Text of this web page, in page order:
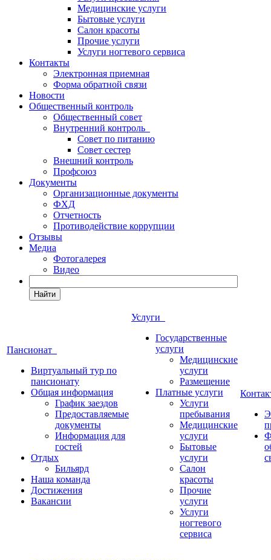
Медицинские услуги
Бытовые услуги
Салон красоты
Прочие услуги
Услуги ногтевого сервиса
Контакты
Электронная приемная
Форма обратной связи
Новости
Общественный контроль
Общественный совет
Внутренний контроль
Совет по питанию
Совет сестер
Внешний контроль
Профсоюз
Документы
Организационные документы
ФХД
Отчетность
Противодействие коррупции
Отзывы
Медиа
Фотогалерея
Видео
Найти
Пансионат
Виртуальный тур по
пансионату
Общая информация
График заездов
Предоставляемые
документы
Информация для
гостей
Отдых
Бильярд
Наша команда
Достижения
Вакансии
Услуги
Государственные
услуги
Медицинские
услуги
Размещение
Платные услуги
Услуги
пребывания
Медицинские
услуги
Бытовые
услуги
Салон
красоты
Прочие
услуги
Услуги
ногтевого
сервиса